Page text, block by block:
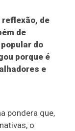
reflexão, de
de
do
porque é
e
pondera que,
o